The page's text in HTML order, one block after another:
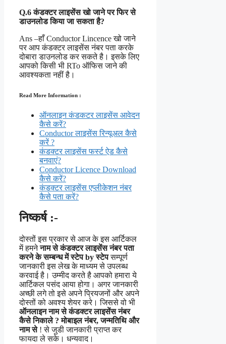
Q.6 कंडक्टर लाइसेंस खो जाने पर फिर से
डाउनलोड किया जा सकता है?
Ans –हाँ Conductor Lincence खो जाने
पर आप कंडक्टर लाइसेंस नंबर पता करके
दोबारा डाउनलोड कर सकते है। इसके लिए
आपको किसी भी RTo ऑफिस जाने की
आवश्यकता नहीं है।
Read More Information :
ऑनलाइन कंडकटर लाइसेंस आवेदन
कैसे करें?
Conductor लाइसेंस रिन्यूअल कैसे
करें ?
कंडक्टर लाइसेंस फर्स्ट ऐड कैसे
बनवाएं?
Conductor Licence Download
कैसे करें?
कंडक्टर लाइसेंस एप्लीकेशन नंबर
कैसे पता करें?
निष्कर्ष :-
दोस्तों इस प्रकार से आज के इस आर्टिकल
में हमनेनाम से कंडक्टर लाइसेंस नंबर पता
करने के सम्बन्ध में स्टेप by स्टेपसम्पूर्ण
जानकारी इस लेख के माध्यम से उपलब्ध
करवाई है। उम्मीद करते है आपको हमारा ये
आर्टिकल पसंद आया होगा। अगर जानकारी
अच्छी लगे तो इसे अपने प्रियजनों और अपने
दोस्तों को अवश्य शेयर करे। जिससे वो भी
ऑनलाइन नाम से कंडक्टर लाइसेंस नंबर
कैसेनिकाले? मोबाइल नंबर, जन्मतिथि और
नाम से! से जुडी जानकारी प्राप्त कर
फायदा ले सके। धन्यवाद।